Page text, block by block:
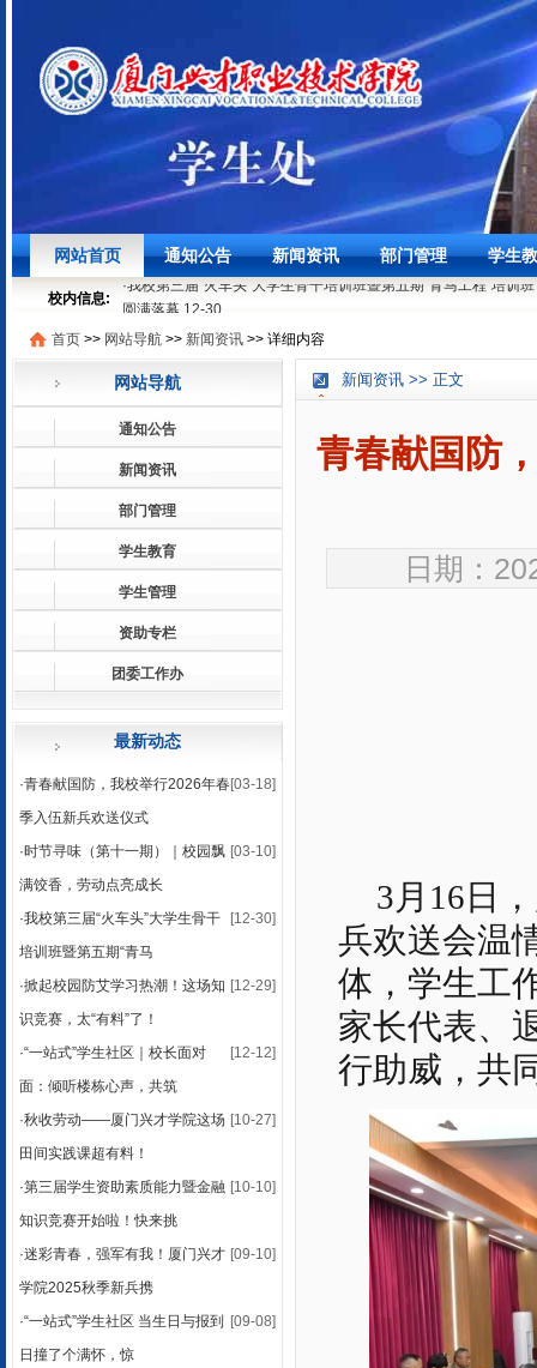
网站首页 通知公告 新闻资讯 部门管理 学生
校内信息:
青春献国防，我校举行2026年春季入伍新兵欢送仪式
03-18
时节寻味（第十一期）｜校园飘满饺香，劳动点亮成长03-10
圆满落幕12-30
·青春献国防，我校举行2026年春季入伍新兵欢送仪式
时节寻味（第十一期）｜校园飘满饺香，劳动点亮成长
·我校第三届“火车头”大学生骨干培训班暨第五期“青马工程”培训班
·掀起校园防艾学习热潮！这场知识竞赛，太“有料”了！ 12-29
首页 >> 网站导航 >> 新闻资讯 >> 详细内容
网站导航
通知公告
新闻资讯
部门管理
学生教育
学生管理
资助专栏
团委工作办
最新动态
[03-18]
·青春献国防，我校举行2026年春
季入伍新兵欢送仪式
[03-10]
·时节寻味（第十一期）｜校园飘
满饺香，劳动点亮成长
[12-30]
·我校第三届“火车头”大学生骨干
培训班暨第五期“青马
[12-29]
·掀起校园防艾学习热潮！这场知
识竞赛，太“有料”了！
[12-12]
·“一站式”学生社区｜校长面对
面：倾听楼栋心声，共筑
[10-27]
·秋收劳动——厦门兴才学院这场
田间实践课超有料！
[10-10]
·第三届学生资助素质能力暨金融
知识竞赛开始啦！快来挑
[09-10]
·迷彩青春，强军有我！厦门兴才
学院2025秋季新兵携
[09-08]
·“一站式”学生社区 当生日与报到
日撞了个满怀，惊
新闻资讯 >> 正文
青春献国防
日期：
3月16日
兵欢送会温
体，学生工
家长代表、
行助威，共